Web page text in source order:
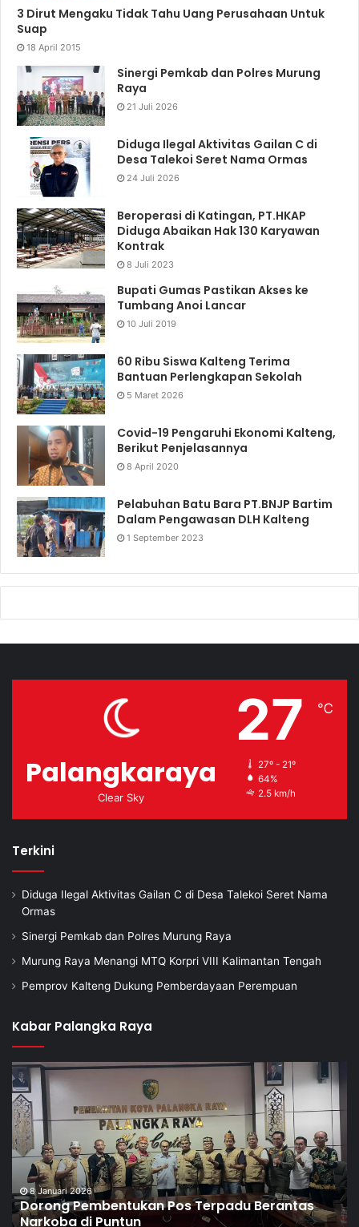
3 Dirut Mengaku Tidak Tahu Uang Perusahaan Untuk
Suap
18 April 2015
Sinergi Pemkab dan Polres Murung
Raya
21 Juli 2026
Diduga Ilegal Aktivitas Gailan C di
Desa Talekoi Seret Nama Ormas
24 Juli 2026
Beroperasi di Katingan, PT.HKAP
Diduga Abaikan Hak 130 Karyawan
Kontrak
8 Juli 2023
Bupati Gumas Pastikan Akses ke
Tumbang Anoi Lancar
10 Juli 2019
60 Ribu Siswa Kalteng Terima
Bantuan Perlengkapan Sekolah
5 Maret 2026
Covid-19 Pengaruhi Ekonomi Kalteng,
Berikut Penjelasannya
8 April 2020
Pelabuhan Batu Bara PT.BNJP Bartim
Dalam Pengawasan DLH Kalteng
1 September 2023
Palangkaraya
Clear Sky
27 ℃
27º - 21º
64%
2.5 km/h
Terkini
Diduga Ilegal Aktivitas Gailan C di Desa Talekoi Seret Nama
Ormas
Sinergi Pemkab dan Polres Murung Raya
Murung Raya Menangi MTQ Korpri VIII Kalimantan Tengah
Pemprov Kalteng Dukung Pemberdayaan Perempuan
Kabar Palangka Raya
8 Januari 2026
Dorong Pembentukan Pos Terpadu Berantas
Narkoba di Puntun